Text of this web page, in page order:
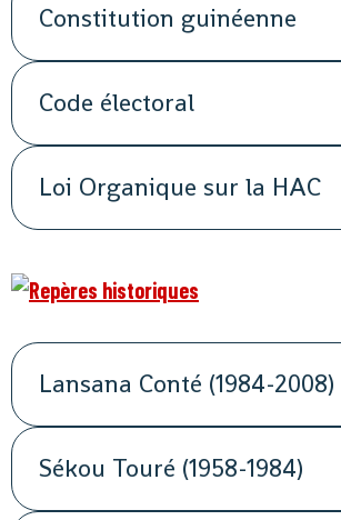
Constitution guinéenne
Code électoral
Loi Organique sur la HAC
Lansana Conté (1984-2008)
Sékou Touré (1958-1984)